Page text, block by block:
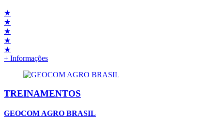
★
★
★
★
★
+ Informações
TREINAMENTOS
GEOCOM AGRO BRASIL